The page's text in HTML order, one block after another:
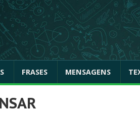
FRASES MENSAGENS